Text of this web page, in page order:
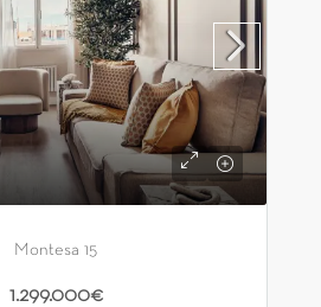
Montesa 15
1.299.000€